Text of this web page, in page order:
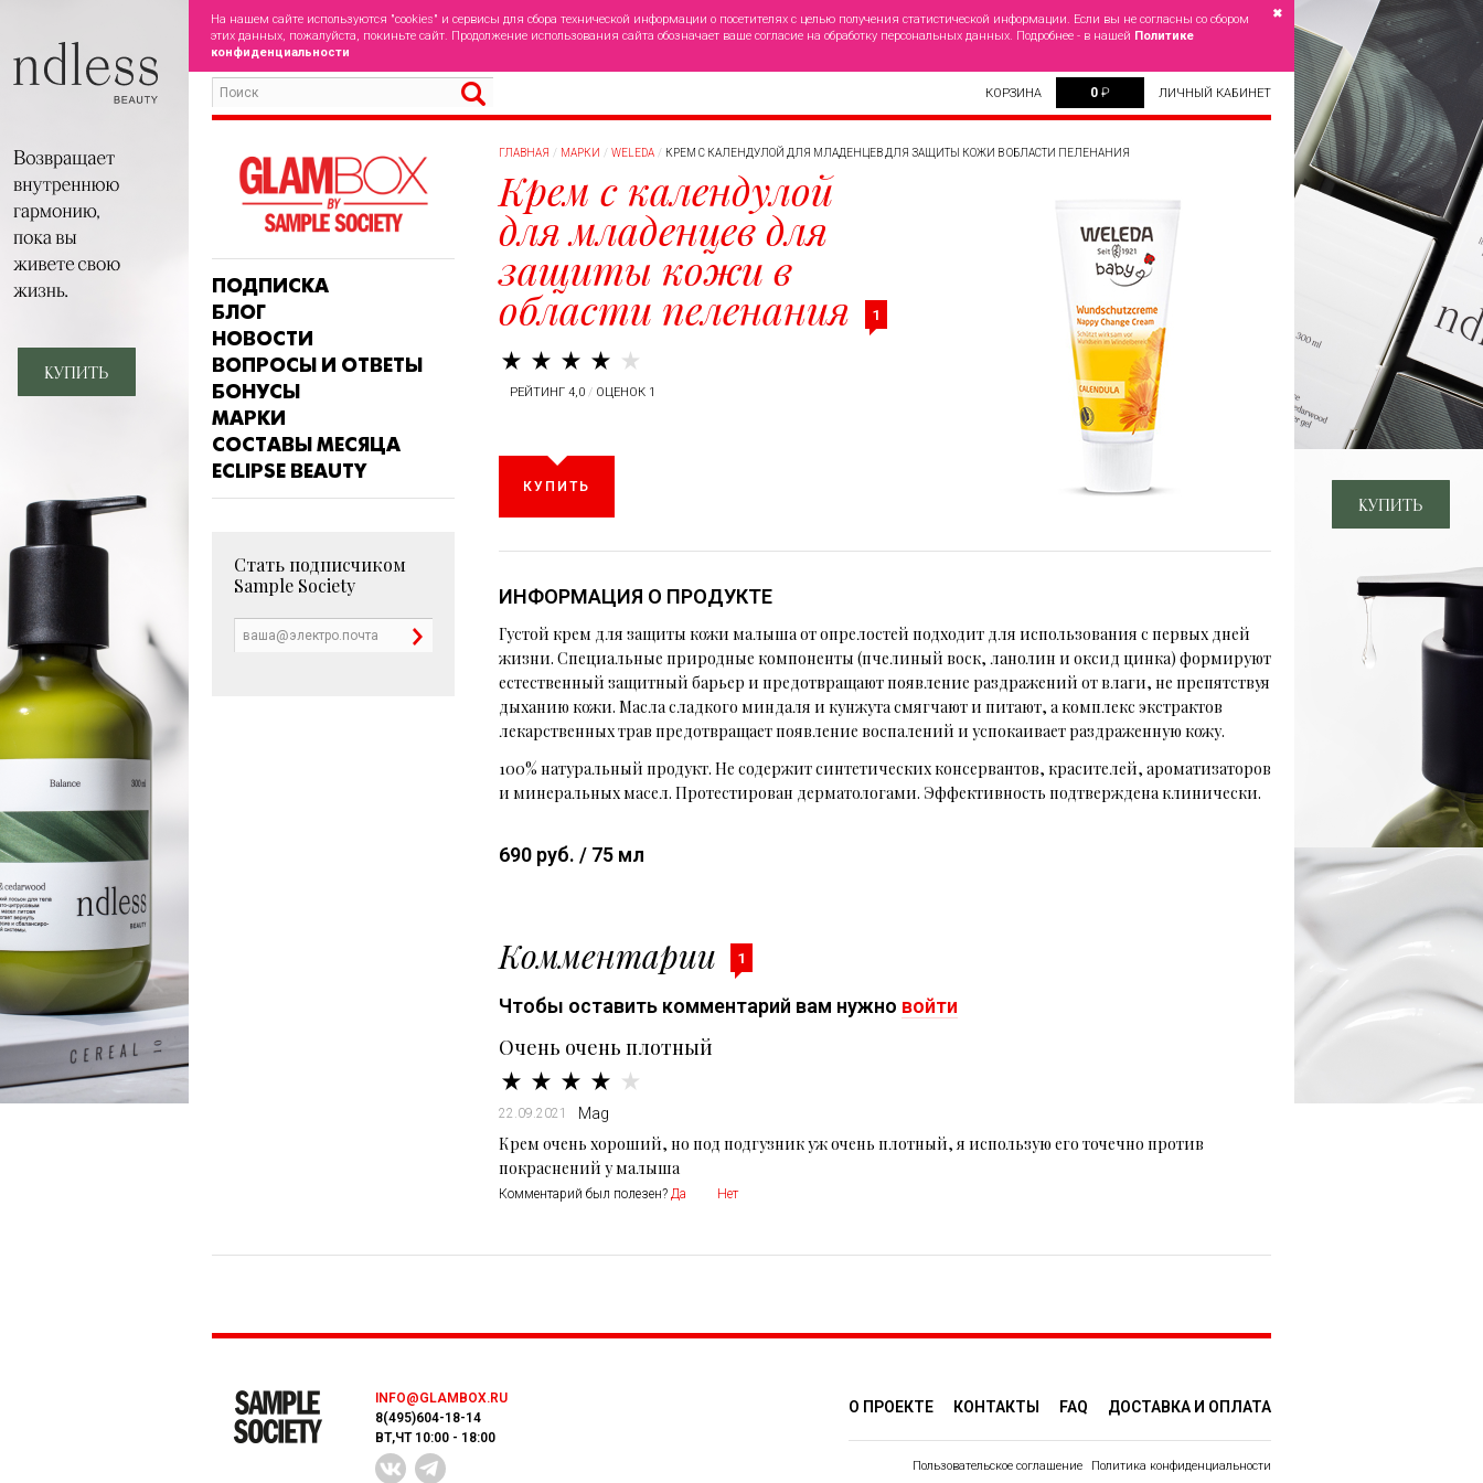
На нашем сайте используются "cookies" и сервисы для сбора технической информации о посетителях с целью получения статистической информации. Если вы не согласны со сбором
этих данных, пожалуйста, покиньте сайт. Продолжение использования сайта обозначает ваше согласие на обработку персональных данных. Подробнее - в нашей Политике
конфиденциальности
✖
КОРЗИНА 0 ₽ ЛИЧНЫЙ КАБИНЕТ
ПОДПИСКА
БЛОГ
НОВОСТИ
ВОПРОСЫ И ОТВЕТЫ
БОНУСЫ
МАРКИ
СОСТАВЫ МЕСЯЦА
ECLIPSE BEAUTY
Стать подписчиком
Sample Society
ГЛАВНАЯ МАРКИ WELEDA КРЕМ С КАЛЕНДУЛОЙ ДЛЯ МЛАДЕНЦЕВ ДЛЯ ЗАЩИТЫ КОЖИ В ОБЛАСТИ ПЕЛЕНАНИЯ
Крем с календулой
для младенцев для
защиты кожи в
области пеленания 1
РЕЙТИНГ 4,0 / ОЦЕНОК 1
КУПИТЬ
ИНФОРМАЦИЯ О ПРОДУКТЕ
Густой крем для защиты кожи малыша от опрелостей подходит для использования с первых дней
жизни. Специальные природные компоненты (пчелиный воск, ланолин и оксид цинка) формируют
естественный защитный барьер и предотвращают появление раздражений от влаги, не препятствуя
дыханию кожи. Масла сладкого миндаля и кунжута смягчают и питают, а комплекс экстрактов
лекарственных трав предотвращает появление воспалений и успокаивает раздраженную кожу.
100% натуральный продукт. Не содержит синтетических консервантов, красителей, ароматизаторов
и минеральных масел. Протестирован дерматологами. Эффективность подтверждена клинически.
690 руб. / 75 мл
Комментарии 1
Чтобы оставить комментарий вам нужно войти
Очень очень плотный
22.09.2021 Mag
Крем очень хороший, но под подгузник уж очень плотный, я использую его точечно против
покраснений у малыша
Комментарий был полезен? Да Нет
INFO@GLAMBOX.RU
8(495)604-18-14
ВТ,ЧТ 10:00 - 18:00
О ПРОЕКТЕ КОНТАКТЫ FAQ ДОСТАВКA И ОПЛАТА
Пользовательское соглашение Политика конфиденциальности